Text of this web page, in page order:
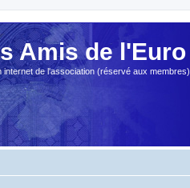
Amis de l'Euro
internet de l'association (réservé aux membres)